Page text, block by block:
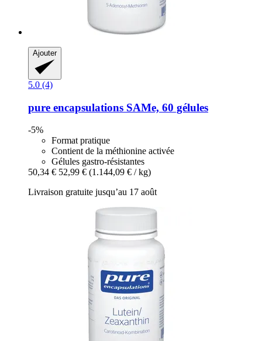
Ajouter
5.0 (4)
pure encapsulations SAMe, 60 gélules
-5%
Format pratique
Contient de la méthionine activée
Gélules gastro-résistantes
50,34 € 52,99 € (1.144,09 € / kg)
Livraison gratuite jusqu’au 17 août